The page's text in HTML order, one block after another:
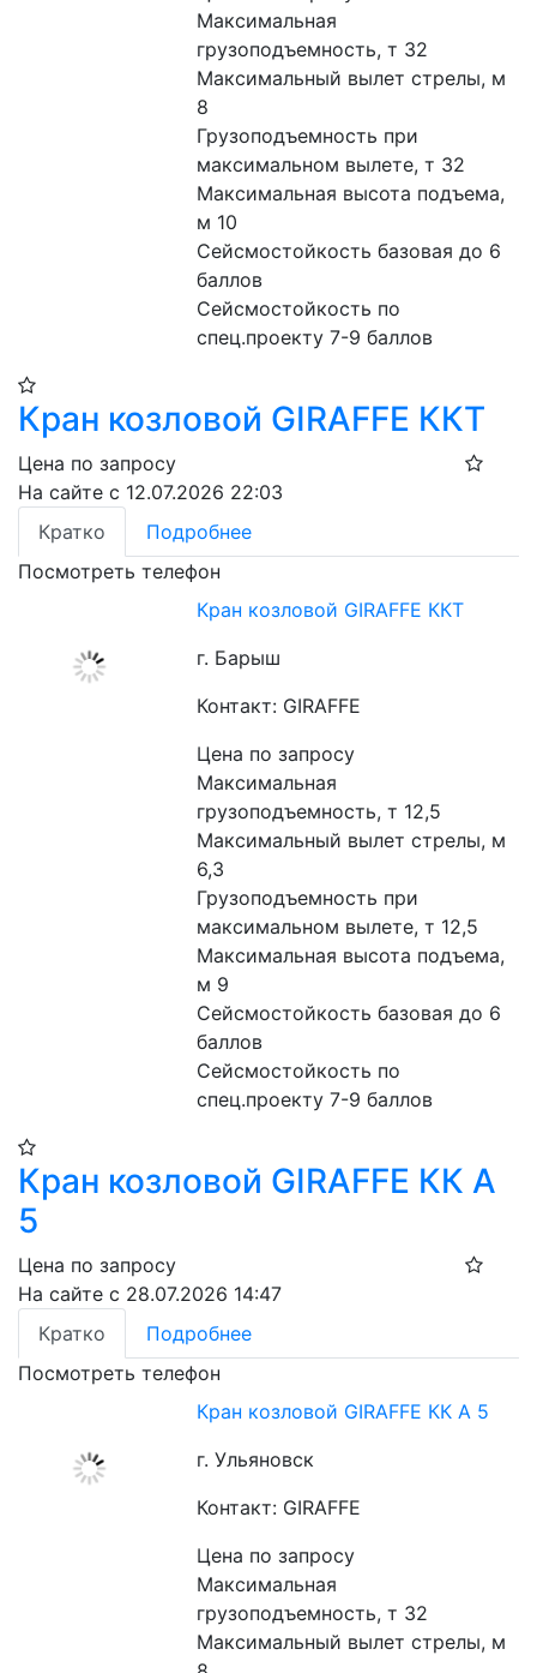
Максимальная
грузоподъемность, т 32
Максимальный вылет стрелы, м
8
Грузоподъемность при
максимальном вылете, т 32
Максимальная высота подъема,
м 10
Сейсмостойкость базовая до 6
баллов
Сейсмостойкость по
спец.проекту 7-9 баллов
Кран козловой GIRAFFE ККТ
Цена по запросу
На сайте с 12.07.2026 22:03
Кратко
Подробнее
Посмотреть телефон
Кран козловой GIRAFFE ККТ
г. Барыш
Контакт: GIRAFFE
Цена по запросу
Максимальная
грузоподъемность, т 12,5
Максимальный вылет стрелы, м
6,3
Грузоподъемность при
максимальном вылете, т 12,5
Максимальная высота подъема,
м 9
Сейсмостойкость базовая до 6
баллов
Сейсмостойкость по
спец.проекту 7-9 баллов
Кран козловой GIRAFFE КК А
5
Цена по запросу
На сайте с 28.07.2026 14:47
Кратко
Подробнее
Посмотреть телефон
Кран козловой GIRAFFE КК А 5
г. Ульяновск
Контакт: GIRAFFE
Цена по запросу
Максимальная
грузоподъемность, т 32
Максимальный вылет стрелы, м